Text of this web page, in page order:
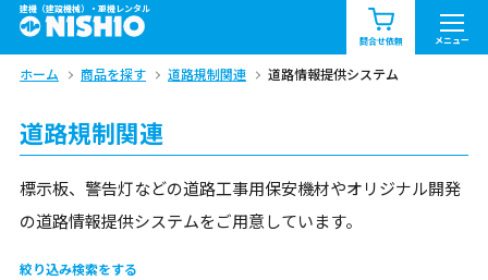
建機（建設機械）・重機レンタル
問合せ依頼 メニュー
商品一覧 お知らせ一覧
問合せ依頼リスト お問合せ
北海道 東北 関東
ホーム 商品を探す 道路規制関連 道路情報提供システム
道路規制関連
標示板、警告灯などの道路工事用保安機材やオリジナル開発
の道路情報提供システムをご用意しています。
絞り込み検索をする